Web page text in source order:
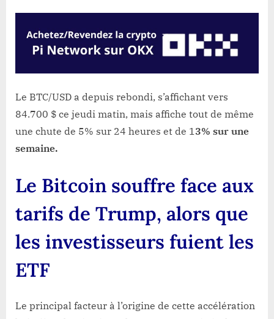
Le BTC/USD a depuis rebondi, s’affichant vers
84.700 $ ce jeudi matin, mais affiche tout de même
une chute de 5% sur 24 heures et de 13% sur une
semaine.
Le Bitcoin souffre face aux
tarifs de Trump, alors que
les investisseurs fuient les
ETF
Le principal facteur à l’origine de cette accélération